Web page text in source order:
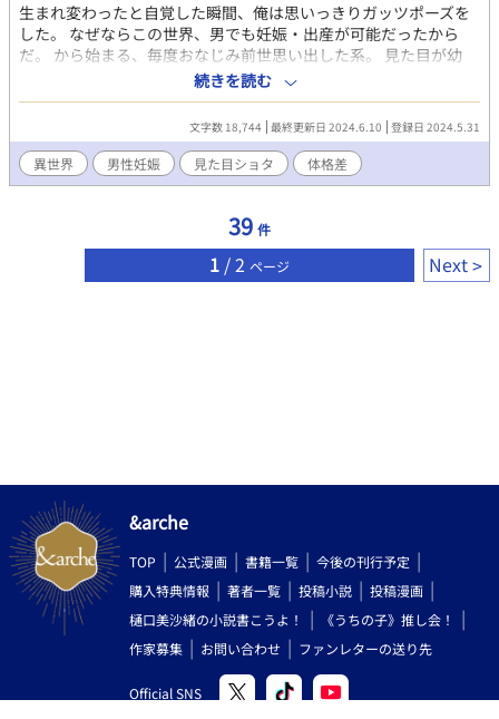
生まれ変わったと自覚した瞬間、俺は思いっきりガッツポーズを
した。 なぜならこの世界、男でも妊娠・出産が可能だったから
だ。 から始まる、毎度おなじみ前世思い出した系。 見た目が幼
い、押せ押せな受けと、たじたじになっていながら結局押し切ら
れる大柄な攻めのごくごく短い話、になる予定です。 突発、出オ
チ短編見た目ショタエロ話！のはず！ ・いつもの。（他の異世界
話と同じ世界観） ・つまり、男女関係なく子供が産める魔法とか
ある異世界が舞台。 ・数日で完結、させれればいいなぁ！ ・R18
描写があるお話にはタイトルの頭に*を付けます。
続きを読む
文字数 18,744 最終更新日 2024.6.10 登録日 2024.5.31
異世界 男性妊娠 見た目ショタ 体格差
39 件
1 / 2 ページ Next
&arche
TOP 公式漫画 書籍一覧
今後の刊行予定
購入特典情報
著者一覧 投稿小説
投稿漫画
樋口美沙緒の小説書こうよ！
《うちの子》推し会！
作家募集
お問い合わせ ファンレターの送り先
Official SNS